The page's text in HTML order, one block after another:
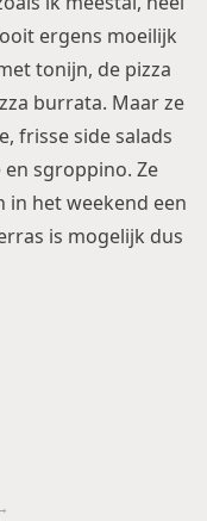
ergens moeilijk
tonijn, de pizza
burrata. Maar ze
frisse side salads
sgroppino. Ze
in het weekend een
is mogelijk dus